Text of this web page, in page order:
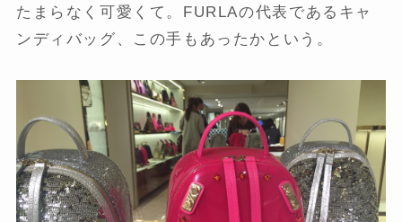
たまらなく可愛くて。FURLAの代表であるキャ
ンディバッグ、この手もあったかという。